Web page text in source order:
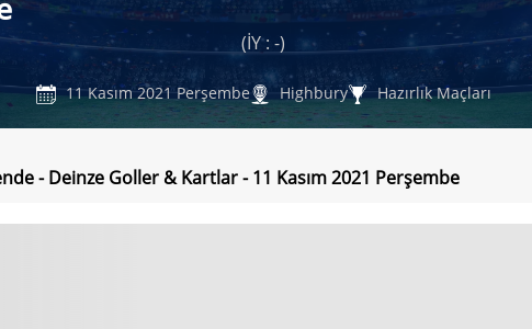
(İY : -)
11 Kasım 2021 Perşembe Highbury Hazırlık Maçları
- Deinze Goller & Kartlar - 11 Kasım 2021 Perşembe